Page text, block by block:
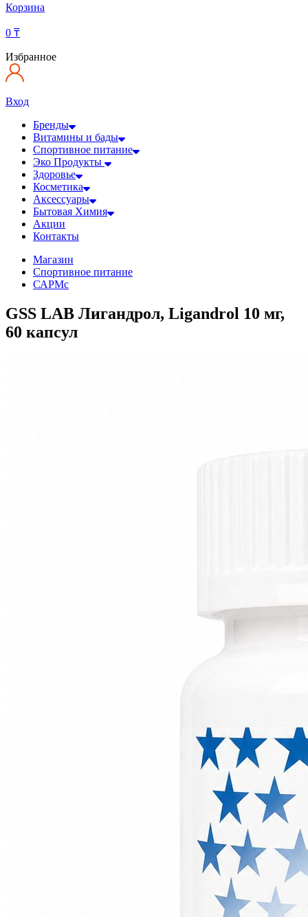
Корзина
0 ₸
Избранное
Вход
Бренды
Витамины и бады
Спортивное питание
Эко Продукты
Здоровье
Косметика
Аксессуары
Бытовая Химия
Акции
Контакты
Магазин
Спортивное питание
САРМс
GSS LAB Лигандрол, Ligandrol 10 мг,
60 капсул